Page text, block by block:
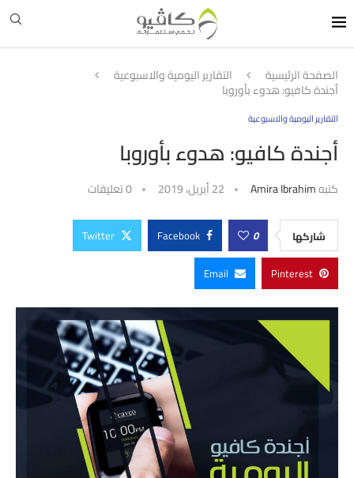
الصفحة الرئيسية التقارير اليومية والاسبوعية
أجندة كافيو: هدوء بأوروبا
التقارير اليومية والاسبوعية
أجندة كافيو: هدوء بأوروبا
كتبهAmira Ibrahim 22 أبريل، 2019 0 تعليقات
شاركها 0
Facebook
Twitter
Pinterest
Email